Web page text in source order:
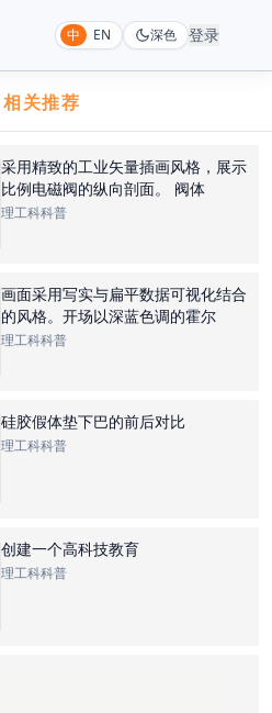
中 EN 深色 登录
相关推荐
采用精致的工业矢量插画风格，展示
比例电磁阀的纵向剖面。 阀体
理工科科普
画面采用写实与扁平数据可视化结合
的风格。开场以深蓝色调的霍尔
理工科科普
硅胶假体垫下巴的前后对比
理工科科普
创建一个高科技教育
理工科科普